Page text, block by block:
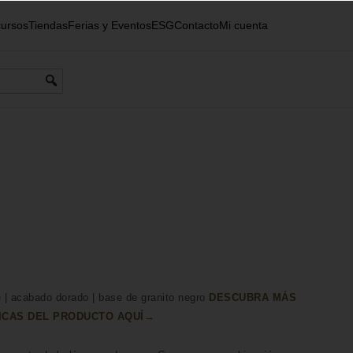
TiendasFerias y EventosESGContactoMi cuenta
| acabado dorado | base de granito negro DESCUBRA MÁS
DEL PRODUCTO AQUÍ→